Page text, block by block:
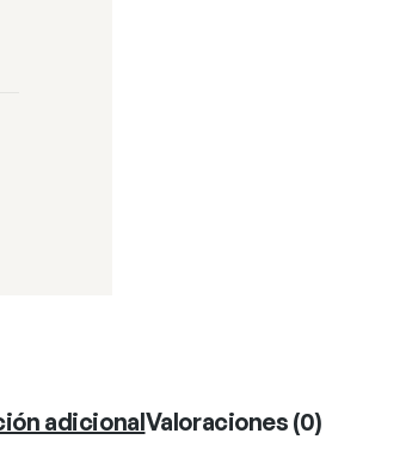
adicionalValoraciones (0)